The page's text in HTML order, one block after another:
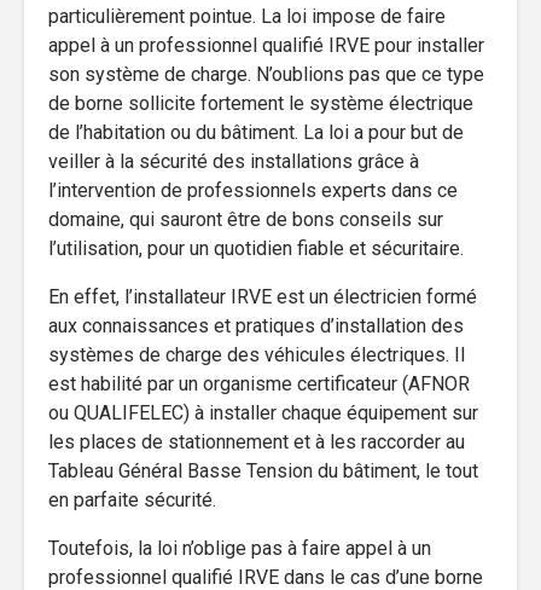
particulièrement pointue. La loi impose de faire
appel à un professionnel qualifié IRVE pour installer
son système de charge. N’oublions pas que ce type
de borne sollicite fortement le système électrique
de l’habitation ou du bâtiment. La loi a pour but de
veiller à la sécurité des installations grâce à
l’intervention de professionnels experts dans ce
domaine, qui sauront être de bons conseils sur
l’utilisation, pour un quotidien fiable et sécuritaire.
En effet, l’installateur IRVE est un électricien formé
aux connaissances et pratiques d’installation des
systèmes de charge des véhicules électriques. Il
est habilité par un organisme certificateur (AFNOR
ou QUALIFELEC) à installer chaque équipement sur
les places de stationnement et à les raccorder au
Tableau Général Basse Tension du bâtiment, le tout
en parfaite sécurité.
Toutefois, la loi n’oblige pas à faire appel à un
professionnel qualifié IRVE dans le cas d’une borne